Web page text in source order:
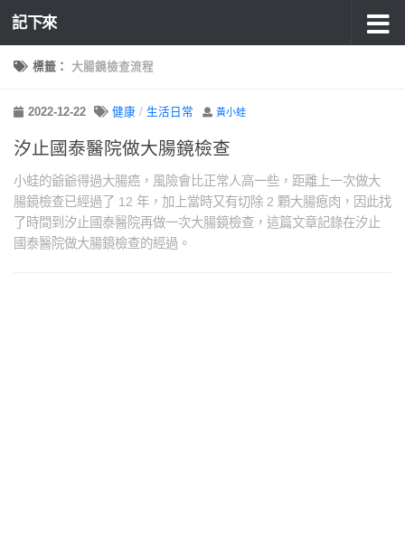
記下來
標籤： 大腸鏡檢查流程
2022-12-22 健康 / 生活日常 黃小蛙
汐止國泰醫院做大腸鏡檢查
小蛙的爺爺得過大腸癌，風險會比正常人高一些，距離上一次做大
腸鏡檢查已經過了 12 年，加上當時又有切除 2 顆大腸瘜肉，因此找
了時間到汐止國泰醫院再做一次大腸鏡檢查，這篇文章記錄在汐止
國泰醫院做大腸鏡檢查的經過。